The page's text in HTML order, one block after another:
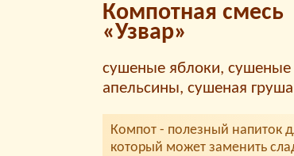
Компотная смесь
«Узвар»
сушеные яблоки, сушеные
апельсины, сушеная
Компот - полезный напиток
который может заменить